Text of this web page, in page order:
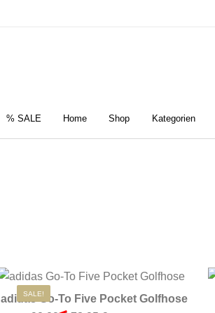
% SALE Home Shop Kategorien
SALE!
adidas Go-To Five Pocket Golfhose
Dieses